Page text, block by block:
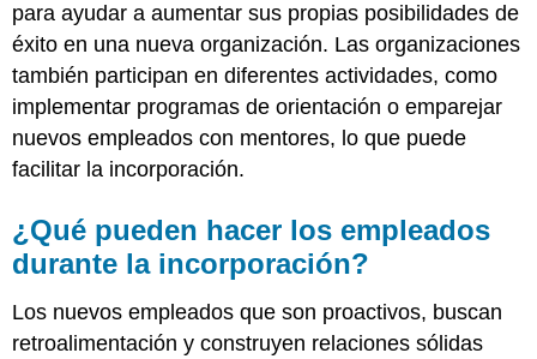
para ayudar a aumentar sus propias posibilidades de
éxito en una nueva organización. Las organizaciones
también participan en diferentes actividades, como
implementar programas de orientación o emparejar
nuevos empleados con mentores, lo que puede
facilitar la incorporación.
¿Qué pueden hacer los empleados
durante la incorporación?
Los nuevos empleados que son proactivos, buscan
retroalimentación y construyen relaciones sólidas